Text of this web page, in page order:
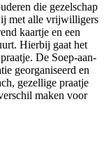
die gezelschap
met alle vrijwilligers
kaartje en een
Hierbij gaat het
De Soep-aan-
georganiseerd en
gezellige praatje
maken voor